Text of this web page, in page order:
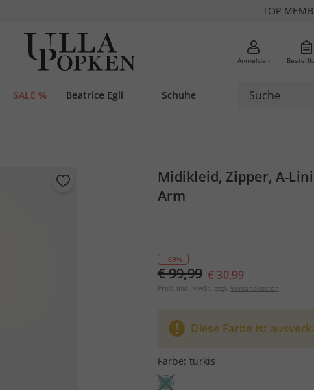
TOP
Anmelden
SALE % Beatrice Egli Schuhe
Midikleid, Zipper, A-
Arm
- 69%
€ 99,99 € 30,99
Preis inkl. MwSt. zzgl. Versandkosten
Diese Farbe ist
Farbe: türkis